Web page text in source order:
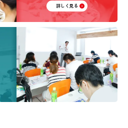
詳しく見る